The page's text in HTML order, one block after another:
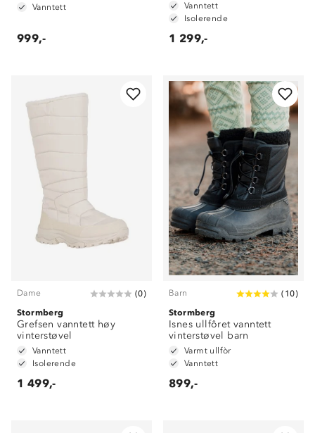
Vanntett
999,-
Vanntett
Isolerende
1 299,-
Dame (0)
Stormberg
Grefsen vanntett høy
vinterstøvel
Vanntett
Isolerende
1 499,-
Barn ( 10)
Stormberg
Isnes ullfôret vanntett
vinterstøvel barn
Varmt ullfòr
Vanntett
899,-